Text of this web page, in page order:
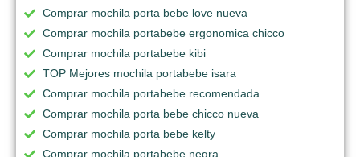
Comprar mochila porta bebe love nueva
Comprar mochila portabebe ergonomica chicco
Comprar mochila portabebe kibi
TOP Mejores mochila portabebe isara
Comprar mochila portabebe recomendada
Comprar mochila porta bebe chicco nueva
Comprar mochila porta bebe kelty
Comprar mochila portabebe negra